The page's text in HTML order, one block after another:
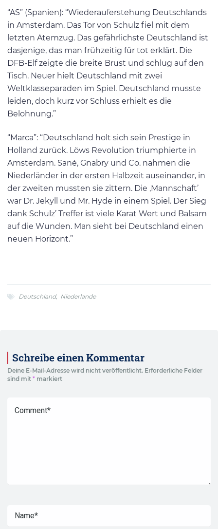
“AS” (Spanien): “Wiederauferstehung Deutschlands
in Amsterdam. Das Tor von Schulz fiel mit dem
letzten Atemzug. Das gefährlichste Deutschland ist
dasjenige, das man frühzeitig für tot erklärt. Die
DFB-Elf zeigte die breite Brust und schlug auf den
Tisch. Neuer hielt Deutschland mit zwei
Weltklasseparaden im Spiel. Deutschland musste
leiden, doch kurz vor Schluss erhielt es die
Belohnung.”
“Marca”: “Deutschland holt sich sein Prestige in
Holland zurück. Löws Revolution triumphierte in
Amsterdam. Sané, Gnabry und Co. nahmen die
Niederländer in der ersten Halbzeit auseinander, in
der zweiten mussten sie zittern. Die ,Mannschaft’
war Dr. Jekyll und Mr. Hyde in einem Spiel. Der Sieg
dank Schulz’ Treffer ist viele Karat Wert und Balsam
auf die Wunden. Man sieht bei Deutschland einen
neuen Horizont.”
Deutschland, Niederlande
Schreibe einen Kommentar
Deine E-Mail-Adresse wird nicht veröffentlicht. Erforderliche Felder
sind mit * markiert